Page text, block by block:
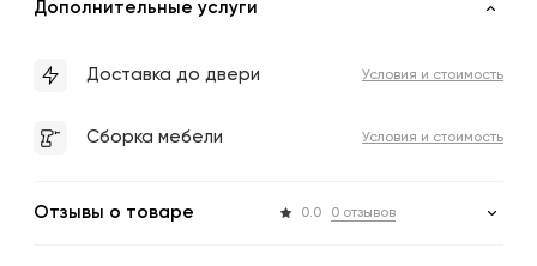
Дополнительные услуги
Доставка до двери Условия и стоимость
Сборка мебели Условия и стоимость
Отзывы о товаре 0.0 0 отзывов